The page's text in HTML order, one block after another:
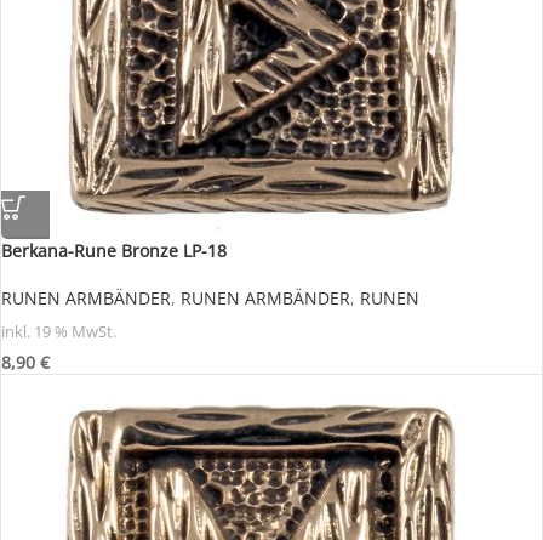
Berkana-Rune Bronze LP-18
RUNEN ARMBÄNDER, RUNEN ARMBÄNDER, RUNEN
inkl. 19 % MwSt.
8,90 €